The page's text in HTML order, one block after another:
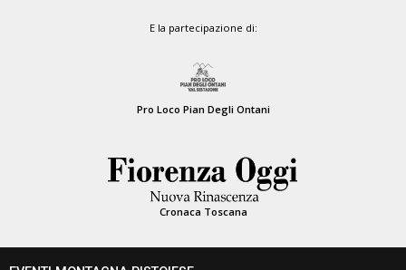
E la partecipazione di:
Pro Loco Pian Degli Ontani
Cronaca Toscana